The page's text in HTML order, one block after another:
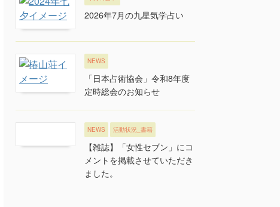
2026年7月の九星気学占い
NEWS
「日本占術協会」令和8年度
定時総会のお知らせ
NEWS 活動状況_書籍
【雑誌】「女性セブン」にコ
メントを掲載させていただき
ました。